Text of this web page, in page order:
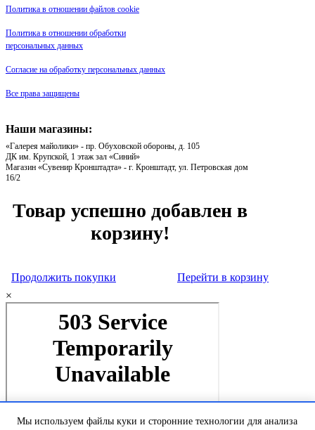
Политика в отношении файлов cookie
Политика в отношении обработки
персональных данных
Согласие на обработку персональных данных
Все права защищены
Наши магазины:
«Галерея майолики» - пр. Обуховской обороны, д. 105
ДК им. Крупской, 1 этаж зал «Синий»
Магазин «Сувенир Кронштадта» - г. Кронштадт, ул. Петровская дом
16/2
Товар успешно добавлен в
корзину!
Продолжить покупки
Перейти в корзину
×
Мы используем файлы куки и сторонние технологии для анализа